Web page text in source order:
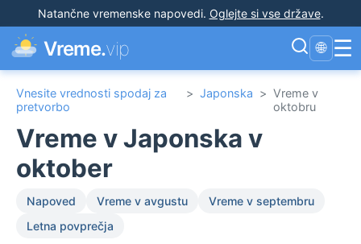
Natančne vremenske napovedi. Oglejte si vse države.
Vreme.vip 🌐 ☰
Vnesite vrednosti spodaj za
pretvorbo
> Japonska > Vreme v
oktobru
Vreme v Japonska v
oktober
Napoved Vreme v avgustu
Vreme v septembru
Letna povprečja